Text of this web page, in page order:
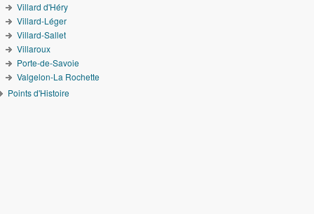
Villard d'Héry
Villard-Léger
Villard-Sallet
Villaroux
Porte-de-Savoie
Valgelon-La Rochette
Points d'Histoire